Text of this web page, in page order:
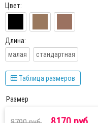
Цвет:
Длина:
малая
стандартная
Таблица размеров
Размер